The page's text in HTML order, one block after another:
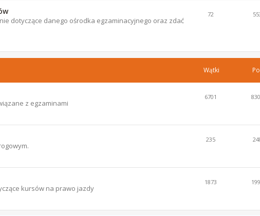
dotyczące danego ośrodka egzaminacyjnego oraz zdać
72
Wątki
z egzaminami
6701
235
kursów na prawo jazdy
1873